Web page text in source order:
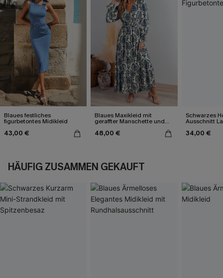
Blaues festliches
figurbetontes Midikleid
43,00 €
Blaues Maxikleid mit
geraffter Manschette und
Blousonärmeln
48,00 €
Schwarzes
Ausschnitt
34,00 €
HÄUFIG ZUSAMMEN GEKAUFT